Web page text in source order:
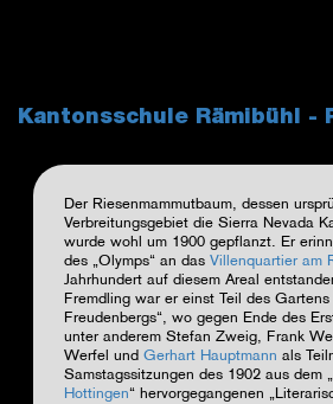
Kantonsschule Rämibühl -
Der Riesenmammutbaum, dessen
Verbreitungsgebiet die Sierra Nevada
wurde wohl um 1900 gepflanzt. Er
des „Olymps“ an das Villenquartier am
Jahrhundert auf diesem Areal
Fremdling war er einst Teil des Gartens
Freudenbergs“, wo gegen Ende des
unter anderem Stefan Zweig, Frank
Werfel und Gerhart Hauptmann als
Samstagssitzungen des 1902 aus dem „
Hottingen“ hervorgegangenen